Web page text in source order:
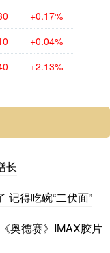
+0.17%
+0.04%
+2.13%
长
记得吃碗“二伏面”
奥德赛》IMAX胶片